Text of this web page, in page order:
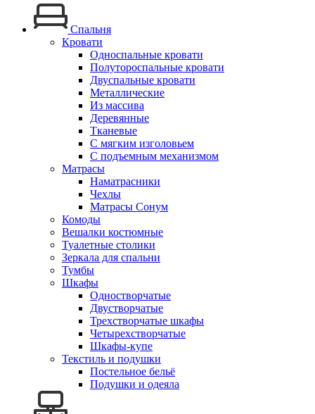
Спальня
Кровати
Односпальные кровати
Полутороспальные кровати
Двуспальные кровати
Металлические
Из массива
Деревянные
Тканевые
С мягким изголовьем
С подъемным механизмом
Матрасы
Наматрасники
Чехлы
Матрасы Сонум
Комоды
Вешалки костюмные
Туалетные столики
Зеркала для спальни
Тумбы
Шкафы
Одностворчатые
Двустворчатые
Трехстворчатые шкафы
Четырехстворчатые
Шкафы-купе
Текстиль и подушки
Постельное бельё
Подушки и одеяла